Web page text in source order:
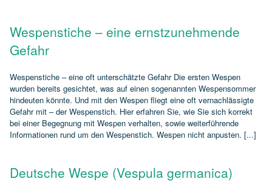
Wespenstiche – eine ernstzunehmende
Gefahr
Wespenstiche – eine oft unterschätzte Gefahr Die ersten Wespen
wurden bereits gesichtet, was auf einen sogenannten Wespensommer
hindeuten könnte. Und mit den Wespen fliegt eine oft vernachlässigte
Gefahr mit – der Wespenstich. Hier erfahren Sie, wie Sie sich korrekt
bei einer Begegnung mit Wespen verhalten, sowie weiterführende
Informationen rund um den Wespenstich. Wespen nicht anpusten. [...]
Deutsche Wespe (Vespula germanica)